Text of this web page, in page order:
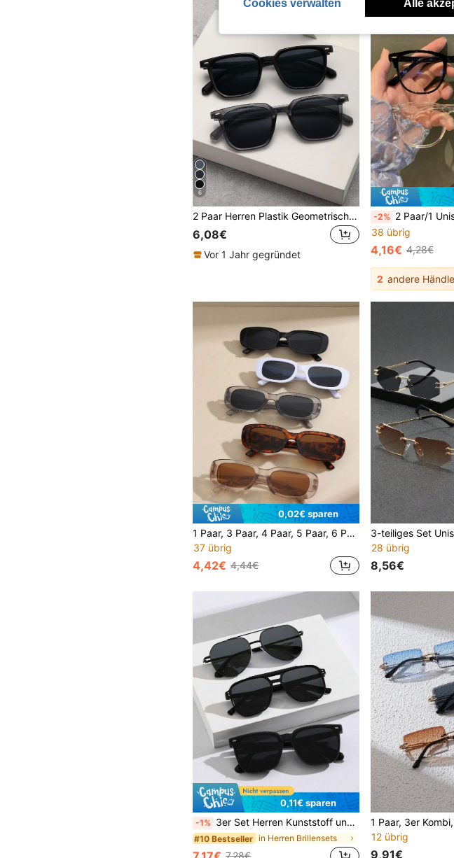
6
2 Paar Herren Plastik Geometrische Klassische Zeitlose Brillen, geeignet für Autofahren, Straßenfotografie, Urlaubskostüme, Urlaubsgeschenke, Outdoor-Freizeitaktivitäten, Sommerurlaub am Strand, Outdoor-Reisen und andere Anlässe.
6,08€
Vor 1 Jahr gegründet
-2% 2 Paar/1 Unisex Elektronik-Brillen, schützen die Augen
38 übrig
4,16€ 4,28€
2 andere
0,02€ sparen
1 Paar, 3 Paar, 4 Paar, 5 Paar, 6 Paar, 7 Paar, 20 Paar Unisex Modebrillen, geeignet für den täglichen Gebrauch, Partys, Veranstaltungen, alle Jahreszeiten
37 übrig
4,42€ 4,44€
28 übrig
8,56€
0,11€ sparen
-1% 3er Set Herren Kunststoff und Metall geometrische Brillen für Outdoor-Aktivitäten und Straßenfotografie
#10 Bestseller in Herren Brillensets
7,28€
12 übrig
9,91€
Cookies verwalten Alle